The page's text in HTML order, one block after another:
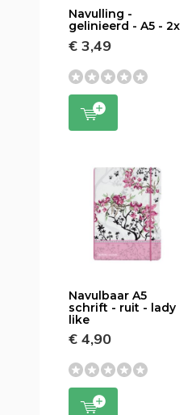
Navulling -
gelinieerd - A5 - 2x
€ 3,49
Navulbaar A5
schrift - ruit - lady
like
€ 4,90